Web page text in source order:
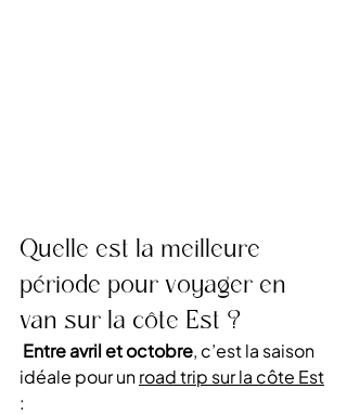
Quelle est la meilleure
période pour voyager en
van sur la côte Est ?
Entre avril et octobre, c’est la saison
idéale pour un road trip sur la côte Est
: